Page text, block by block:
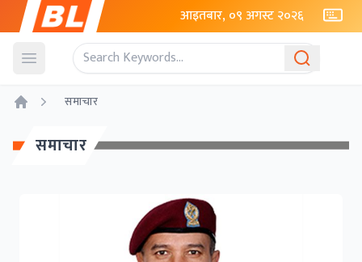
आइतबार, ०९ अगस्ट २०२६
Open menu
समाचार
समाचार